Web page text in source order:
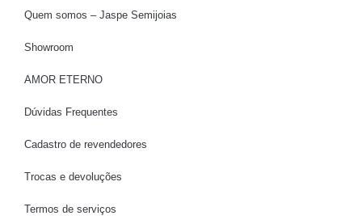
Quem somos – Jaspe Semijoias
Showroom
AMOR ETERNO
Dúvidas Frequentes
Cadastro de revendedores
Trocas e devoluções
Termos de serviços